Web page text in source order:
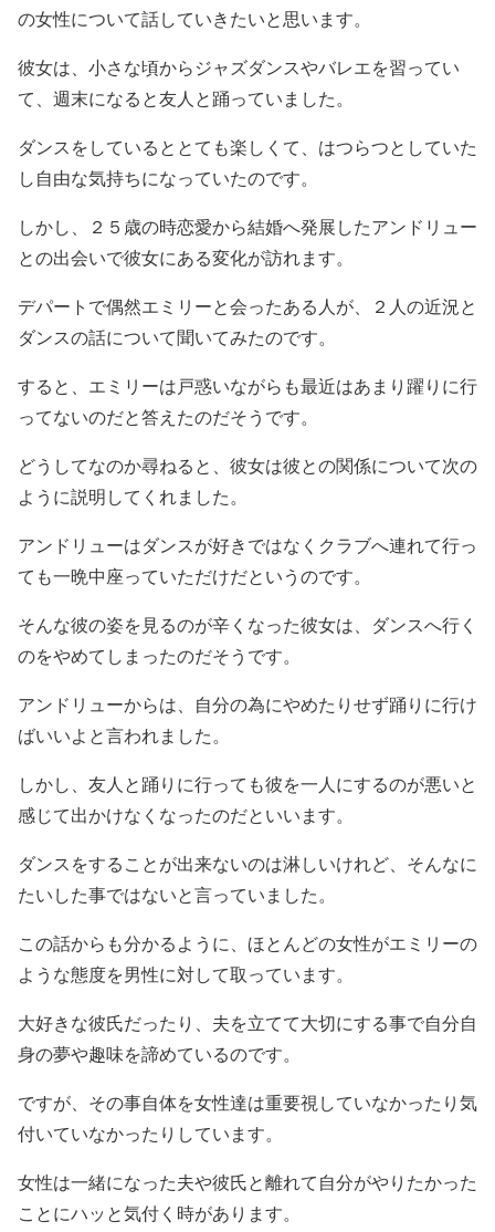
の女性について話していきたいと思います。
彼女は、小さな頃からジャズダンスやバレエを習ってい
て、週末になると友人と踊っていました。
ダンスをしているととても楽しくて、はつらつとしていた
し自由な気持ちになっていたのです。
しかし、２５歳の時恋愛から結婚へ発展したアンドリュー
との出会いで彼女にある変化が訪れます。
デパートで偶然エミリーと会ったある人が、２人の近況と
ダンスの話について聞いてみたのです。
すると、エミリーは戸惑いながらも最近はあまり躍りに行
ってないのだと答えたのだそうです。
どうしてなのか尋ねると、彼女は彼との関係について次の
ように説明してくれました。
アンドリューはダンスが好きではなくクラブへ連れて行っ
ても一晩中座っていただけだというのです。
そんな彼の姿を見るのが辛くなった彼女は、ダンスへ行く
のをやめてしまったのだそうです。
アンドリューからは、自分の為にやめたりせず踊りに行け
ばいいよと言われました。
しかし、友人と踊りに行っても彼を一人にするのが悪いと
感じて出かけなくなったのだといいます。
ダンスをすることが出来ないのは淋しいけれど、そんなに
たいした事ではないと言っていました。
この話からも分かるように、ほとんどの女性がエミリーの
ような態度を男性に対して取っています。
大好きな彼氏だったり、夫を立てて大切にする事で自分自
身の夢や趣味を諦めているのです。
ですが、その事自体を女性達は重要視していなかったり気
付いていなかったりしています。
女性は一緒になった夫や彼氏と離れて自分がやりたかった
ことにハッと気付く時があります。